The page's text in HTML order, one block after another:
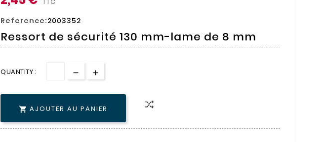
TTC
Reference:2003352
Ressort de sécurité 130 mm-lame de 8 mm
QUANTITY :
 AJOUTER AU PANIER